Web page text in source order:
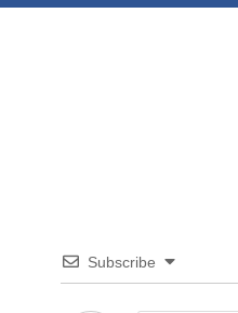
Subscribe